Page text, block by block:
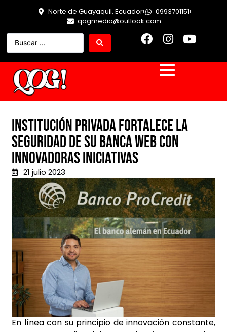
Norte de Guayaquil, Ecuador
0993701151
qogmedio@outlook.com
Institución privada fortalece la
seguridad de su banca web con
innovadoras iniciativas
21 julio 2023
En línea con su principio de innovación constante,